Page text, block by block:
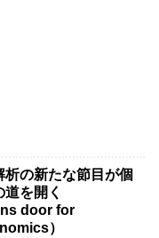
析の新たな節目が個
を開く
door for
）